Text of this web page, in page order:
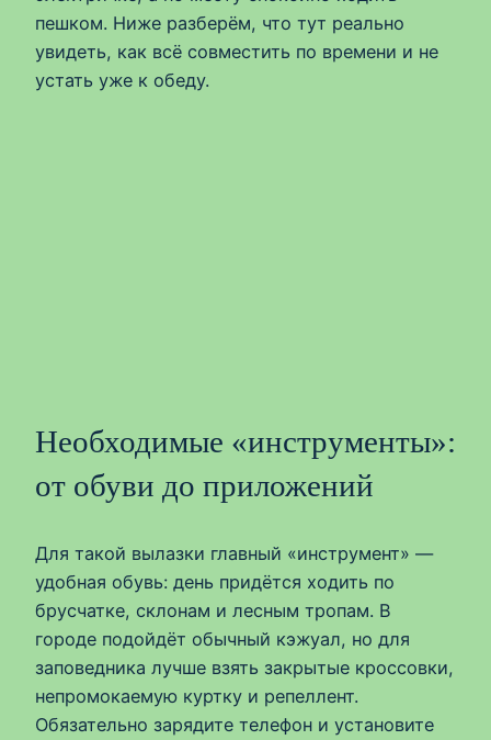
пешком. Ниже разберём, что тут реально
увидеть, как всё совместить по времени и не
устать уже к обеду.
Необходимые «инструменты»:
от обуви до приложений
Для такой вылазки главный «инструмент» —
удобная обувь: день придётся ходить по
брусчатке, склонам и лесным тропам. В
городе подойдёт обычный кэжуал, но для
заповедника лучше взять закрытые кроссовки,
непромокаемую куртку и репеллент.
Обязательно зарядите телефон и установите